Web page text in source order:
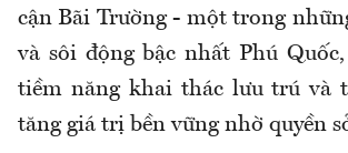
cận Bãi Trường - một trong
và sôi động bậc nhất Phú
tiềm năng khai thác lưu trú và
tăng giá trị bền vững nhờ quyền